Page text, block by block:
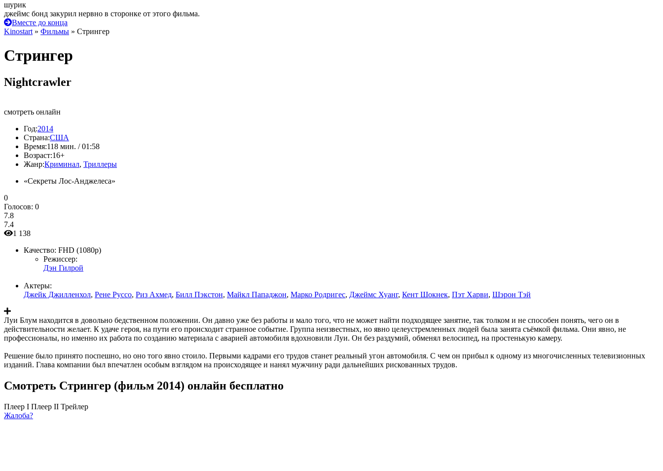
шурик
джеймс бонд закурил нервно в сторонке от этого фильма.
Вместе до конца
Kinostart » Фильмы » Стрингер
Стрингер
Nightcrawler
смотреть онлайн
Год:2014
Страна:США
Время:118 мин. / 01:58
Возраст:16+
Жанр:Криминал, Триллеры
«Секреты Лос-Анджелеса»
0
Голосов: 0
7.8
7.4
1 138
Качество: FHD (1080p)
Режиссер:
Дэн Гилрой
Актеры:
Джейк Джилленхол, Рене Руссо, Риз Ахмед, Билл Пэкстон, Майкл Пападжон, Марко Родригес, Джеймс Хуанг, Кент Шокнек, Пэт Харви, Шэрон Тэй
Луи Блум находится в довольно бедственном положении. Он давно уже без работы и мало того, что не может найти подходящее занятие, так толком и не способен понять, чего он в
действительности желает. К удаче героя, на пути его происходит странное событие. Группа неизвестных, но явно целеустремленных людей была занята съёмкой фильма. Они явно, не
профессионалы, но именно их работа по созданию материала с аварией автомобиля вдохновили Луи. Он без раздумий, обменял велосипед, на простенькую камеру.
Решение было принято поспешно, но оно того явно стоило. Первыми кадрами его трудов станет реальный угон автомобиля. С чем он прибыл к одному из многочисленных телевизионных
изданий. Глава компании был впечатлен особым взглядом на происходящее и нанял мужчину ради дальнейших рискованных трудов.
Смотреть Стрингер (фильм 2014) онлайн бесплатно
Плеер I Плеер II Трейлер
Жалоба?